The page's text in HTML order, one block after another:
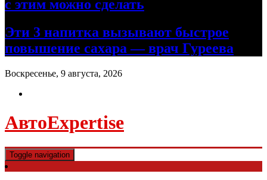
с этим можно сделать
Эти 3 напитка вызывают быстрое
повышение сахара — врач Гуреева
Воскресенье, 9 августа, 2026
АвтоExpertise
Toggle navigation